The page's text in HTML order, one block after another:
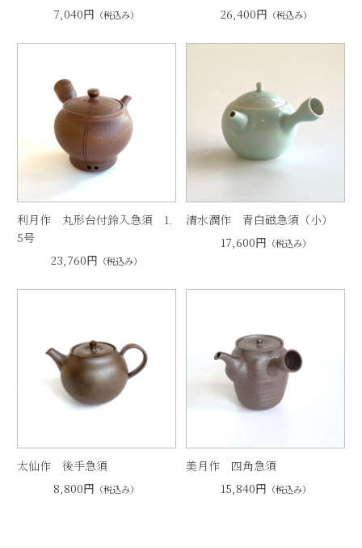
7,040円 （税込み）
26,400円 （税込み）
利月作 丸形台付鈴入急須 1.
5号
23,760円 （税込み）
清水潤作 青白磁急須（小）
17,600円 （税込み）
太仙作 後手急須
8,800円 （税込み）
美月作 四角急須
15,840円 （税込み）